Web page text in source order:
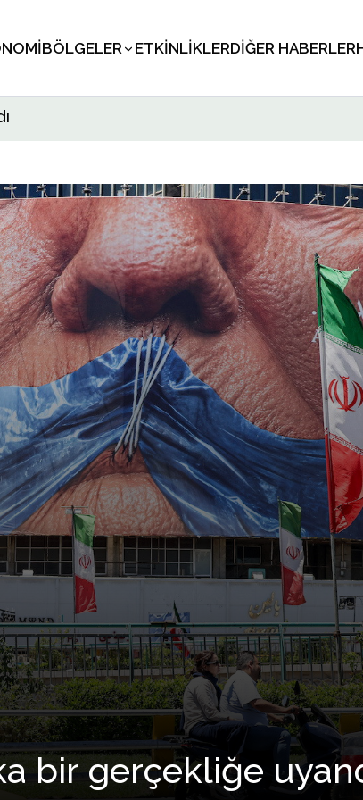
BÖLGELER ETKINLIKLERDIĞER HABERLER
bir gerçekliğe